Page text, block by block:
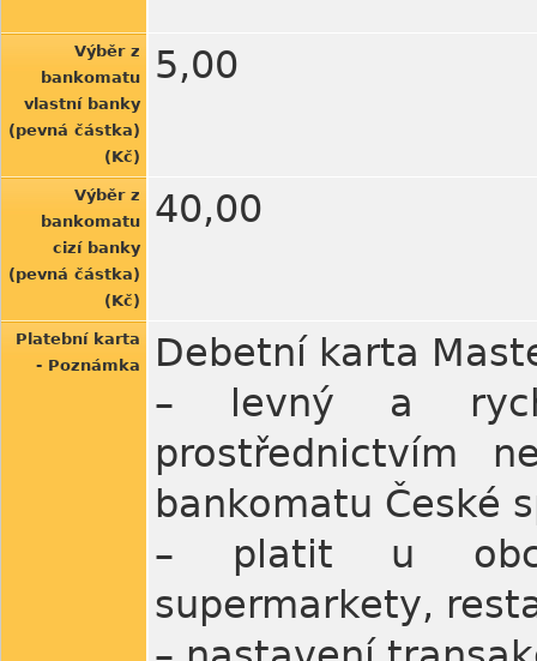
Výběr z
bankomatu
vlastní banky
(pevná částka)
(Kč)
5,00
Výběr z
bankomatu
cizí banky
(pevná částka)
(Kč)
40,00
Platební karta
- Poznámka
Debetní karta
– levný a
prostřednictvím
bankomatu České
– platit u
supermarkety,